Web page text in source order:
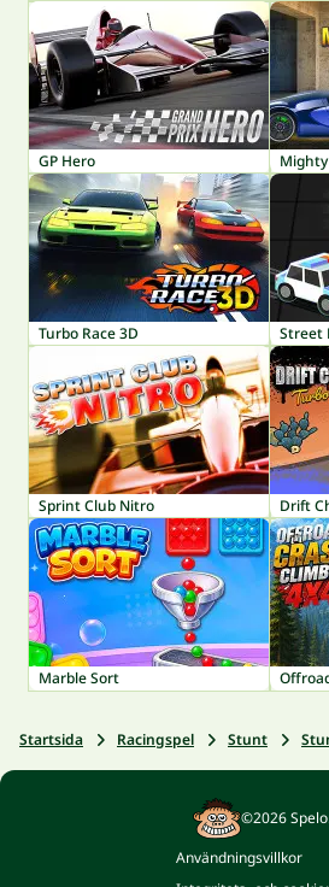
GP Hero
Turbo Race 3D Street
Sprint Club Nitro Drift
Marble Sort
Startsida Racingspel Stunt
©2026
Användningsvillkor